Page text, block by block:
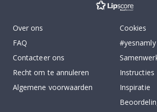
Over ons
FAQ
Contacteer ons
Recht om te annuleren
Algemene voorwaarden
Cookies
#yesnamly
Instructies
Inspiratie